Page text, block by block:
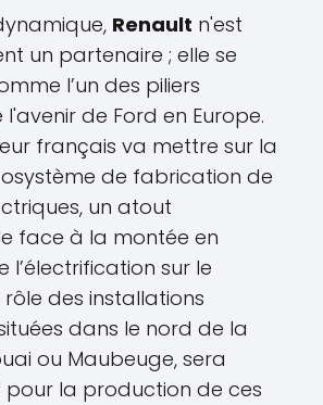
Renault n'est
un partenaire ; elle se
l’un des piliers
l'avenir de Ford en Europe.
français va mettre sur la
de fabrication de
un atout
face à la montée en
l’électrification sur le
rôle des installations
dans le nord de la
ou Maubeuge, sera
la production de ces